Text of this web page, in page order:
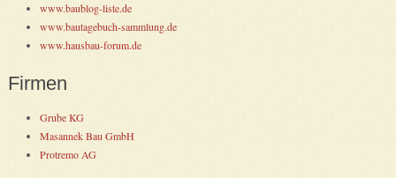
www.baublog-liste.de
www.bautagebuch-sammlung.de
www.hausbau-forum.de
Firmen
Grube KG
Masannek Bau GmbH
Protremo AG